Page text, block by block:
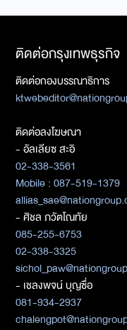
ติดต่อกรุงเทพธุรกิจ
ติดต่อกองบรรณาธิการ
ติดต่อลงโฆษณา
- อัลเลียซ สะอิ
02-338-3561
Mobile : 087-519-1379
- ศิชล ภวัตโณทัย
085-255-6753
02-338-3325
- เชลงพจน์ บุญซื่อ
081-934-2937